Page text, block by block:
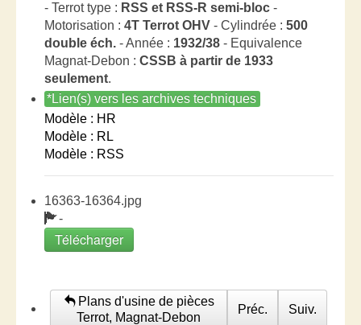
- Terrot type : RSS et RSS-R semi-bloc -
Motorisation : 4T Terrot OHV - Cylindrée : 500
double éch. - Année : 1932/38 - Equivalence
Magnat-Debon : CSSB à partir de 1933
seulement.
*Lien(s) vers les archives techniques
Modèle : HR
Modèle : RL
Modèle : RSS
16363-16364.jpg
-
Télécharger
Plans d'usine de pièces
Terrot, Magnat-Debon
Préc. Suiv.